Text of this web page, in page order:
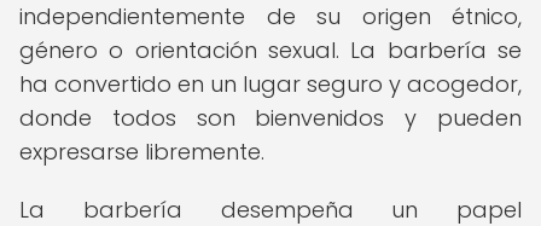
independientemente de su origen étnico,
género o orientación sexual. La barbería se
ha convertido en un lugar seguro y acogedor,
donde todos son bienvenidos y pueden
expresarse libremente.
La barbería desempeña un papel